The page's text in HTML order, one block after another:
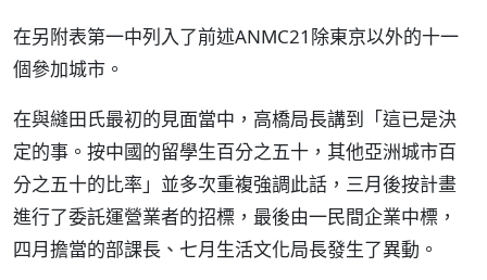
在另附表第一中列入了前述ANMC21除東京以外的十一
個參加城市。
在與縫田氏最初的見面當中，高橋局長講到「這已是決
定的事。按中國的留學生百分之五十，其他亞洲城市百
分之五十的比率」並多次重複強調此話，三月後按計畫
進行了委託運營業者的招標，最後由一民間企業中標，
四月擔當的部課長、七月生活文化局長發生了異動。